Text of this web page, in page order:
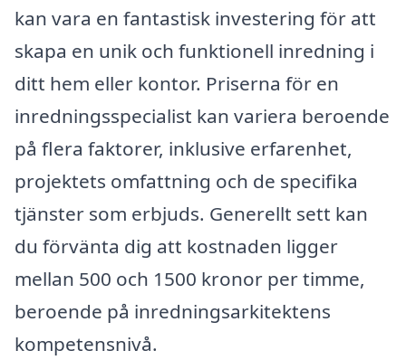
kan vara en fantastisk investering för att
skapa en unik och funktionell inredning i
ditt hem eller kontor. Priserna för en
inredningsspecialist kan variera beroende
på flera faktorer, inklusive erfarenhet,
projektets omfattning och de specifika
tjänster som erbjuds. Generellt sett kan
du förvänta dig att kostnaden ligger
mellan 500 och 1500 kronor per timme,
beroende på inredningsarkitektens
kompetensnivå.